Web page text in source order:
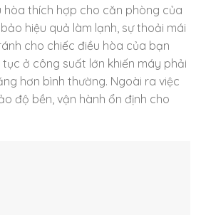
hòa thích hợp cho căn phòng của
hiệu quả làm lạnh, sự thoải mái
cho chiếc điều hòa của bạn
ở công suất lớn khiến máy phải
hơn bình thường. Ngoài ra việc
độ bền, vận hành ổn định cho